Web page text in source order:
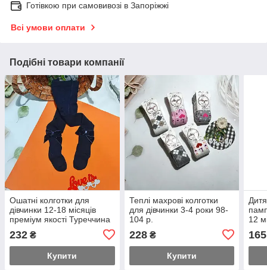
Готівкою при самовивозі в Запоріжжі
Всі умови оплати
Подібні товари компанії
Ошатні колготки для
дівчинки 12-18 місяців
преміум якості Туреччина
232 ₴
Купити
Теплі махрові колготки
для дівчинки 3-4 роки 98-
104 р.
228₴
Купити
12
165